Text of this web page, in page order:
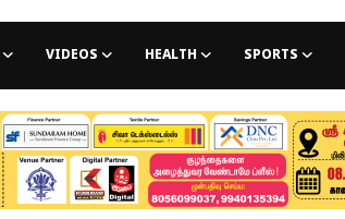
VIDEOS HEALTH SPORTS